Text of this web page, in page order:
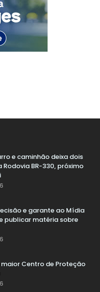
e caminhão deixa dois
Rodovia BR-330, próximo
e garante ao Mídia
publicar matéria sobre
Centro de Proteção